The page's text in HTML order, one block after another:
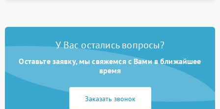
У Вас остались вопросы?
Оставьте заявку, мы свяжемся с Вами в ближайшее
время
Заказать звонок